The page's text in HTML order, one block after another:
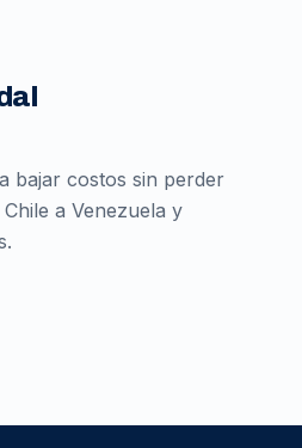
bajar costos sin perder
a Venezuela y